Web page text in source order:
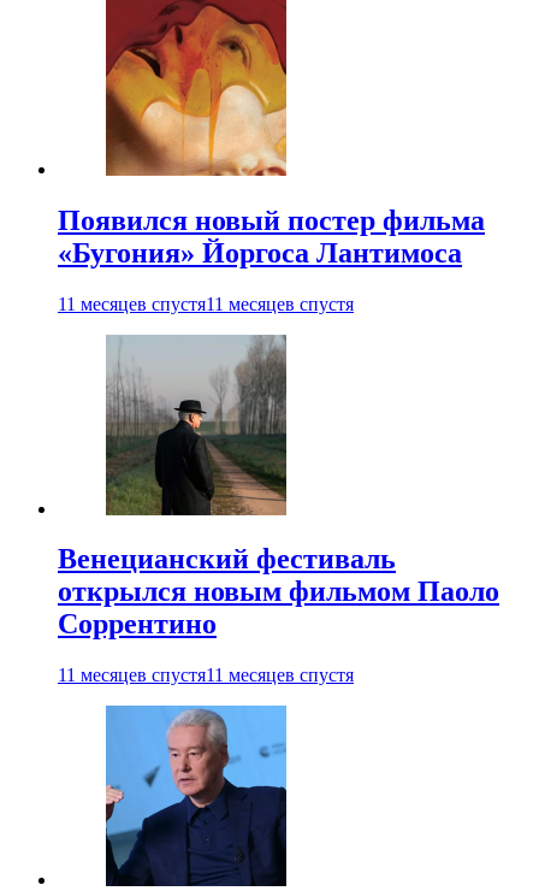
Появился новый постер фильма
«Бугония» Йоргоса Лантимоса
11 месяцев спустя11 месяцев спустя
Венецианский фестиваль
открылся новым фильмом Паоло
Соррентино
11 месяцев спустя11 месяцев спустя